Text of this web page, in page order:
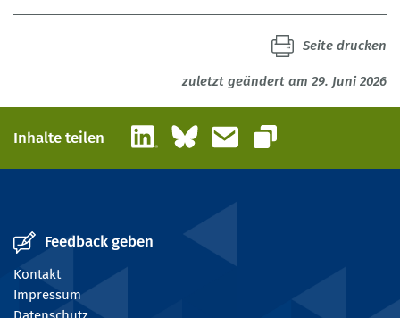
zuletzt geändert am 29. Juni 2026
Seite drucken
Inhalte teilen LinkedInBlueskyE-Mail
Link kopieren
Feedback geben
Kontakt
Impressum